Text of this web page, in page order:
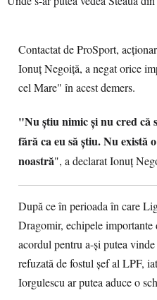
Contactat de ProSport,
Ionuţ Negoiţă, a negat orice
cel Mare" în acest demers.
"Nu ştiu nimic şi nu cred că
fără ca eu să ştiu. Nu există
noastră", a declarat Ionuţ
După ce în perioada în care
Dragomir, echipele
acordul pentru a-şi putea
refuzată de fostul şef al LPF,
Iorgulescu ar putea aduce o